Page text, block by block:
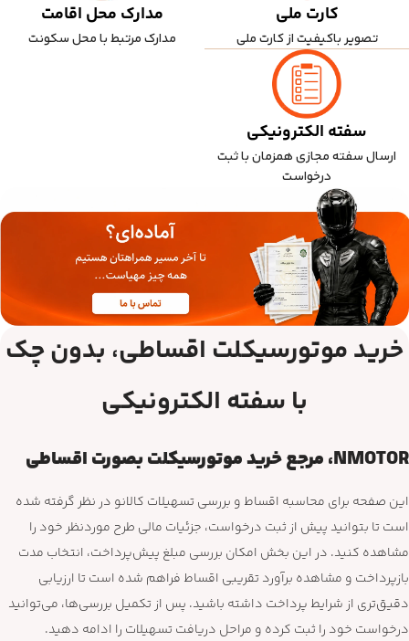
کارت ملی
تصویر باکیفیت از کارت ملی
مدارک محل اقامت
مدارک مرتبط با محل سکونت
سفته الکترونیکی
ارسال سفته مجازی همزمان با ثبت
درخواست
خرید موتورسیکلت اقساطی، بدون چک
با سفته الکترونیکی
NMOTOR، مرجع خرید موتورسیکلت بصورت اقساطی
این صفحه برای محاسبه اقساط و بررسی تسهیلات کالانو در نظر گرفته شده
است تا بتوانید پیش از ثبت درخواست، جزئیات مالی طرح موردنظر خود را
مشاهده کنید. در این بخش امکان بررسی مبلغ پیش‌پرداخت، انتخاب مدت
بازپرداخت و مشاهده برآورد تقریبی اقساط فراهم شده است تا ارزیابی
دقیق‌تری از شرایط پرداخت داشته باشید. پس از تکمیل بررسی‌ها، می‌توانید
درخواست خود را ثبت کرده و مراحل دریافت تسهیلات را ادامه دهید.